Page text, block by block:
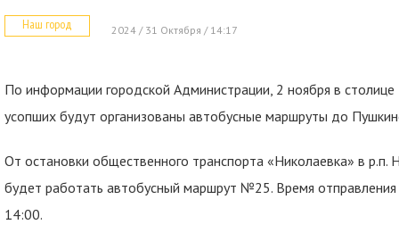
Наш город 2024 / 31 Октября / 14:17
По информации городской Администрации, 2 ноября в
усопших будут организованы автобусные маршруты до
От остановки общественного транспорта «Николаевка» в
будет работать автобусный маршрут №25. Время
14:00.